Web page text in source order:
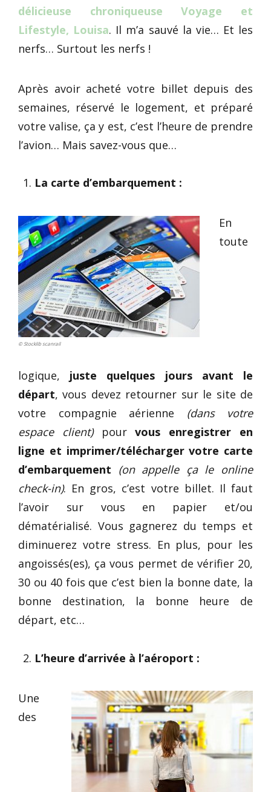
délicieuse chroniqueuse Voyage et
Lifestyle, Louisa. Il m’a sauvé la vie… Et les
nerfs… Surtout les nerfs !
Après avoir acheté votre billet depuis des
semaines, réservé le logement, et préparé
votre valise, ça y est, c’est l’heure de prendre
l’avion… Mais savez-vous que…
La carte d’embarquement :
© Stocklib scanrail
En
toute
logique, juste quelques jours avant le
départ, vous devez retourner sur le site de
votre compagnie aérienne (dans votre
espace client)pourvous enregistrer en
ligne et imprimer/télécharger votre carte
d’embarquement (on appelle ça le online
check-in). En gros, c’est votre billet. Il faut
l’avoir sur vous en papier et/ou
dématérialisé. Vous gagnerez du temps et
diminuerez votre stress. En plus, pour les
angoissés(es), ça vous permet de vérifier 20,
30 ou 40 fois que c’est bien la bonne date, la
bonne destination, la bonne heure de
départ, etc…
L’heure d’arrivée à l’aéroport :
Une
des